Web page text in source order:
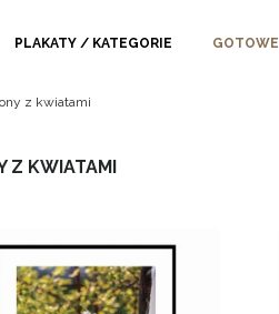
PLAKATY / KATEGORIE
z kwiatami
Z KWIATAMI